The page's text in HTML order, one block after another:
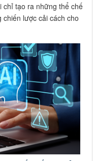
chỉ tạo ra những thể chế
lược cải cách cho